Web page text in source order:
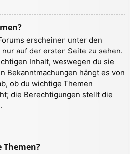
erscheinen unter den
auf der ersten Seite zu sehen.
Inhalt, weswegen du sie
Bekanntmachungen hängt es von
ob du wichtige Themen
die Berechtigungen stellt die
Themen?